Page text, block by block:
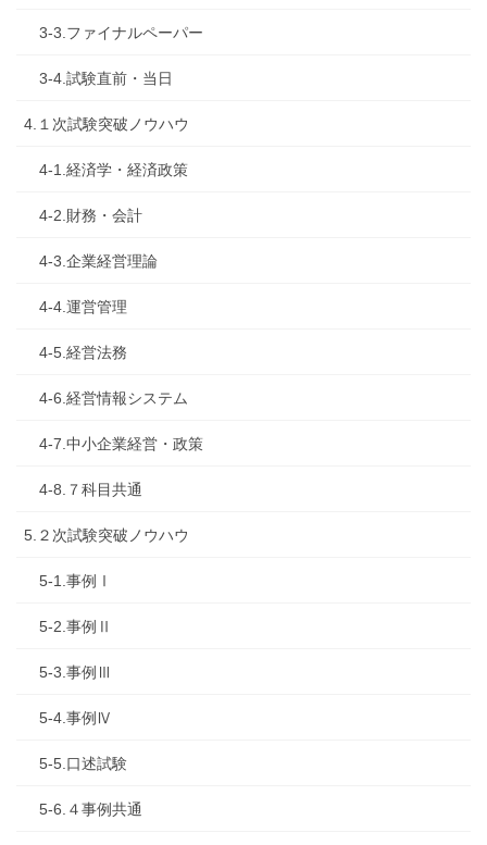
3-3.ファイナルペーパー
3-4.試験直前・当日
4.１次試験突破ノウハウ
4-1.経済学・経済政策
4-2.財務・会計
4-3.企業経営理論
4-4.運営管理
4-5.経営法務
4-6.経営情報システム
4-7.中小企業経営・政策
4-8.７科目共通
5.２次試験突破ノウハウ
5-1.事例Ⅰ
5-2.事例Ⅱ
5-3.事例Ⅲ
5-4.事例Ⅳ
5-5.口述試験
5-6.４事例共通